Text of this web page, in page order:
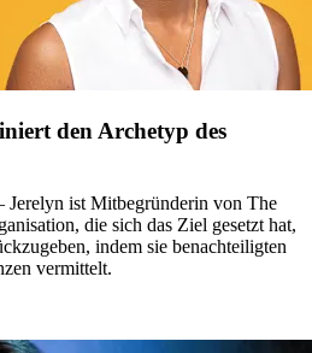
den Archetyp des
Jerelyn ist Mitbegründerin von The
die sich das Ziel gesetzt hat,
indem sie benachteiligten
vermittelt.